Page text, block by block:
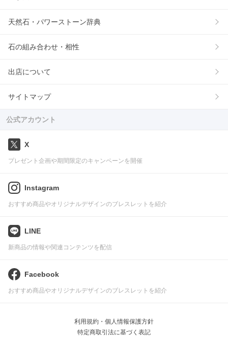
天然石・パワーストーン辞典
石の組み合わせ・相性
出店について
サイトマップ
公式アカウント
X
プレゼント企画や期間限定のキャンペーンを開催
Instagram
おすすめ商品やオリジナルデザインのブレスレットを紹介
LINE
新商品の情報や関連コンテンツを配信
Facebook
おすすめ商品やオリジナルデザインのブレスレットを紹介
利用規約・個人情報保護方針
特定商取引法に基づく表記